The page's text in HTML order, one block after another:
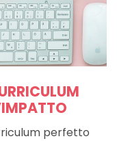
perfetto